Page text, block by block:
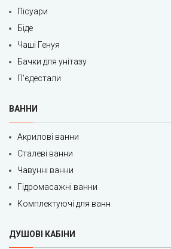
Пісуари
Біде
Чаші Генуя
Бачки для унітазу
П'єдестали
ВАННИ
Акрилові ванни
Сталеві ванни
Чавунні ванни
Гідромасажні ванни
Комплектуючі для ванн
ДУШОВІ КАБІНИ